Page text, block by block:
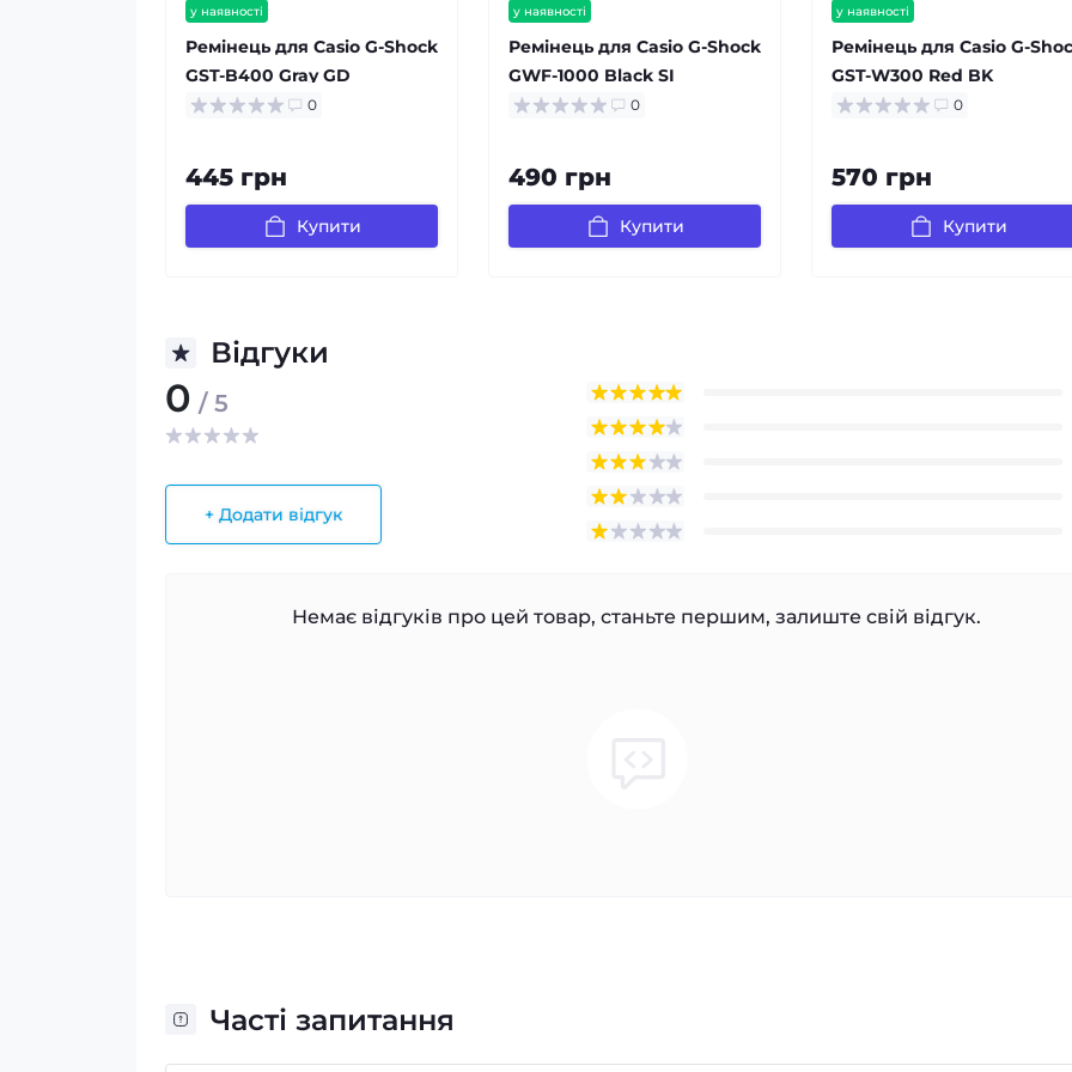
у наявності
Ремінець для Casio G-Shock
GST-B400 Gray GD
0
445 грн
Купити
у наявності
Ремінець для Casio G-Shock
GWF-1000 Black SI
0
490 грн
Купити
у наявності
Ремінець для Casio G-
GST-W300 Red BK
0
570 грн
Купити
Відгуки
0 / 5
+ Додати відгук
Немає відгуків про цей товар, станьте першим, залиште свій відгук.
Часті запитання